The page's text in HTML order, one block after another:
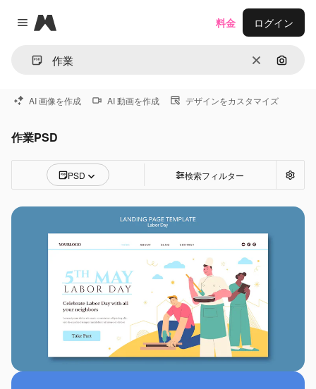
Close menu
Magnific
消去 画像で
料金 ログイン
AI 画像を作成 AI 動画を作成 デザインをカスタマイズ
作業PSD
PSD 検索フィルター